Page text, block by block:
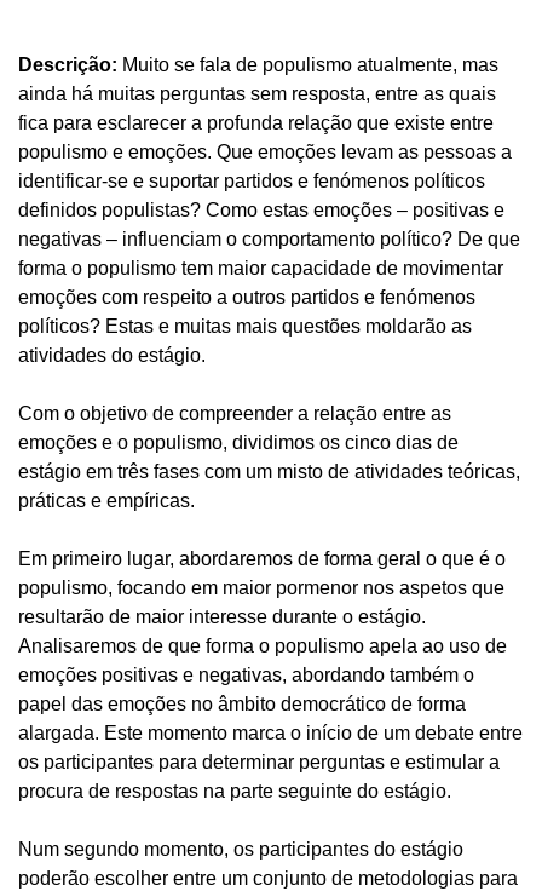
Descrição: Muito se fala de populismo atualmente, mas
ainda há muitas perguntas sem resposta, entre as quais
fica para esclarecer a profunda relação que existe entre
populismo e emoções. Que emoções levam as pessoas a
identificar-se e suportar partidos e fenómenos políticos
definidos populistas? Como estas emoções – positivas e
negativas – influenciam o comportamento político? De que
forma o populismo tem maior capacidade de movimentar
emoções com respeito a outros partidos e fenómenos
políticos? Estas e muitas mais questões moldarão as
atividades do estágio.
Com o objetivo de compreender a relação entre as
emoções e o populismo, dividimos os cinco dias de
estágio em três fases com um misto de atividades teóricas,
práticas e empíricas.
Em primeiro lugar, abordaremos de forma geral o que é o
populismo, focando em maior pormenor nos aspetos que
resultarão de maior interesse durante o estágio.
Analisaremos de que forma o populismo apela ao uso de
emoções positivas e negativas, abordando também o
papel das emoções no âmbito democrático de forma
alargada. Este momento marca o início de um debate entre
os participantes para determinar perguntas e estimular a
procura de respostas na parte seguinte do estágio.
Num segundo momento, os participantes do estágio
poderão escolher entre um conjunto de metodologias para